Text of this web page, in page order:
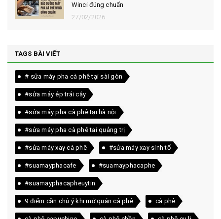
Winci đúng chuẩn
27/02/2026
TAGS BÀI VIẾT
# sửa máy pha cà phê tại sài gòn
#sửa máy ép trái cây
#sửa máy pha cà phê tại hà nội
#sửa máy pha cà phê tai quảng trị
#sửa máy xay cà phê #sửa máy xay sinh tố
#suamayphacafe #suamayphacaphe
#suamayphacapheuytin
9 điểm cần chú ý khi mở quán cà phê cà phê